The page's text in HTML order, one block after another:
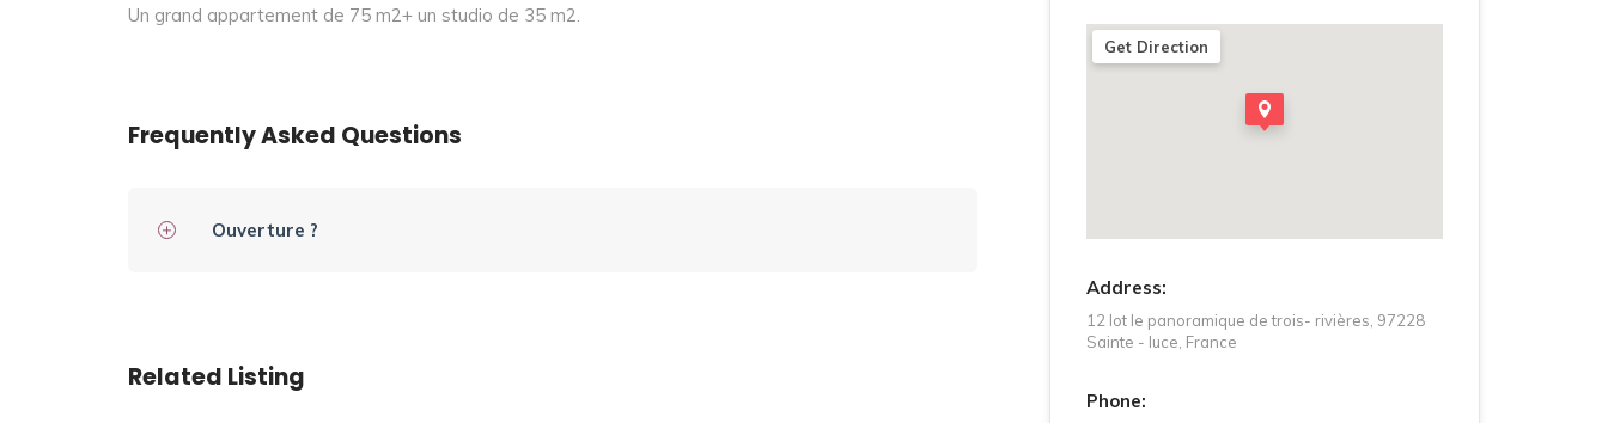
Un grand appartement de 75 m2+ un studio de 35 m2.
Frequently Asked Questions
Ouverture ?
Related Listing
Get Direction
Address:
12 lot le panoramique de trois- rivières, 97228
Sainte - luce, France
Phone: